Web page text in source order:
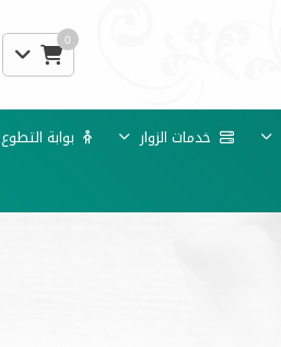
0
خدمات الزوار بوابة التطوع